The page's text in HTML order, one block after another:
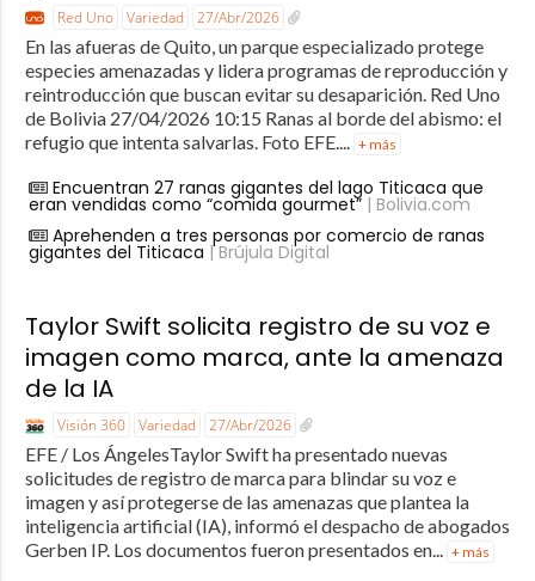
Red Uno Variedad 27/Abr/2026
En las afueras de Quito, un parque especializado protege
especies amenazadas y lidera programas de reproducción y
reintroducción que buscan evitar su desaparición. Red Uno
de Bolivia 27/04/2026 10:15 Ranas al borde del abismo: el
refugio que intenta salvarlas. Foto EFE.... + más
Encuentran 27 ranas gigantes del lago Titicaca que
eran vendidas como “comida gourmet”| Bolivia.com
Aprehenden a tres personas por comercio de ranas
gigantes del Titicaca | Brújula Digital
Taylor Swift solicita registro de su voz e
imagen como marca, ante la amenaza
de la IA
Visión 360 Variedad 27/Abr/2026
EFE / Los ÁngelesTaylor Swift ha presentado nuevas
solicitudes de registro de marca para blindar su voz e
imagen y así protegerse de las amenazas que plantea la
inteligencia artificial (IA), informó el despacho de abogados
Gerben IP. Los documentos fueron presentados en...
+ más